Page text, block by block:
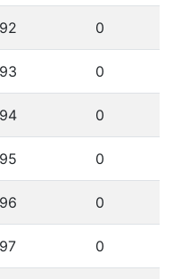
0
0
0
0
0
0